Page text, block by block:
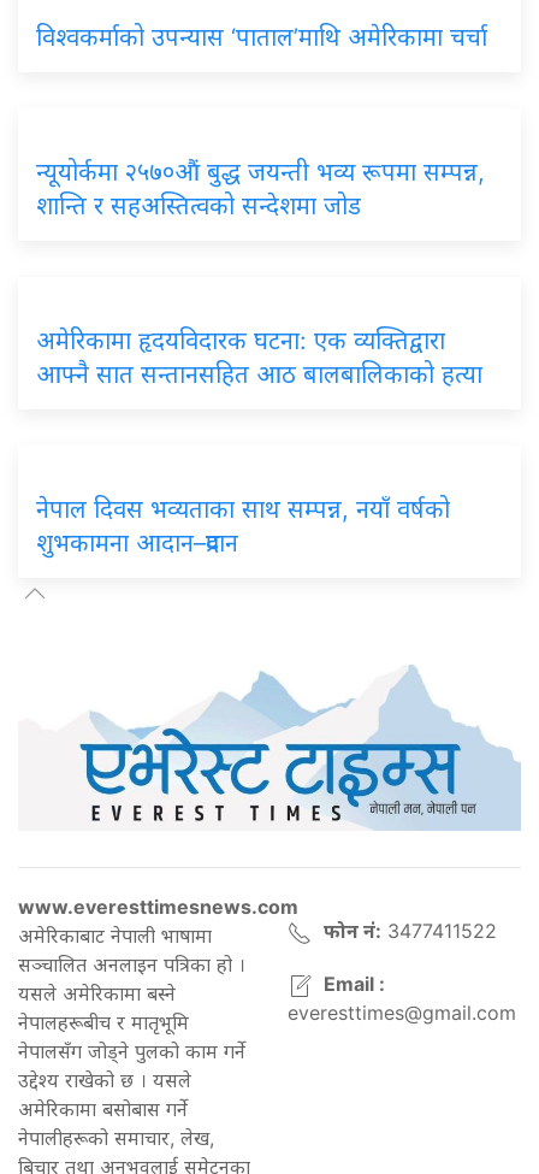
विश्वकर्माको उपन्यास ‘पाताल’माथि अमेरिकामा चर्चा
न्यूयोर्कमा २५७०औं बुद्ध जयन्ती भव्य रूपमा सम्पन्न,
शान्ति र सहअस्तित्वको सन्देशमा जोड
अमेरिकामा हृदयविदारक घटना: एक व्यक्तिद्वारा
आफ्नै सात सन्तानसहित आठ बालबालिकाको हत्या
नेपाल दिवस भव्यताका साथ सम्पन्न, नयाँ वर्षको
शुभकामना आदान–प्रदान
www.everesttimesnews.com
अमेरिकाबाट नेपाली भाषामा
सञ्चालित अनलाइन पत्रिका हो ।
यसले अमेरिकामा बस्ने
नेपालहरूबीच र मातृभूमि
नेपालसँग जोड्ने पुलको काम गर्ने
उद्देश्य राखेको छ । यसले
अमेरिकामा बसोबास गर्ने
नेपालीहरूको समाचार, लेख,
बिचार तथा अनुभवलाई समेट्नुका
फोन नं: 3477411522
Email :
everesttimes@gmail.com